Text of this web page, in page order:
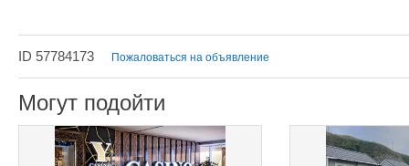
ID 57784173 Пожаловаться на объявление
Могут подойти